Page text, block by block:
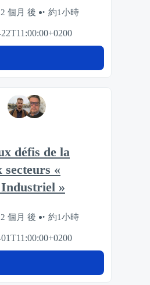
個月 後 約1小時
défis de la
secteurs «
»
個月 後 約1小時